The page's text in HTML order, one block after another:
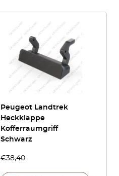
Peugeot Landtrek
Heckklappe
Kofferraumgriff
Schwarz
€38,40